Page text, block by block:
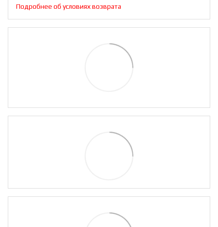
Подробнее об условиях возврата